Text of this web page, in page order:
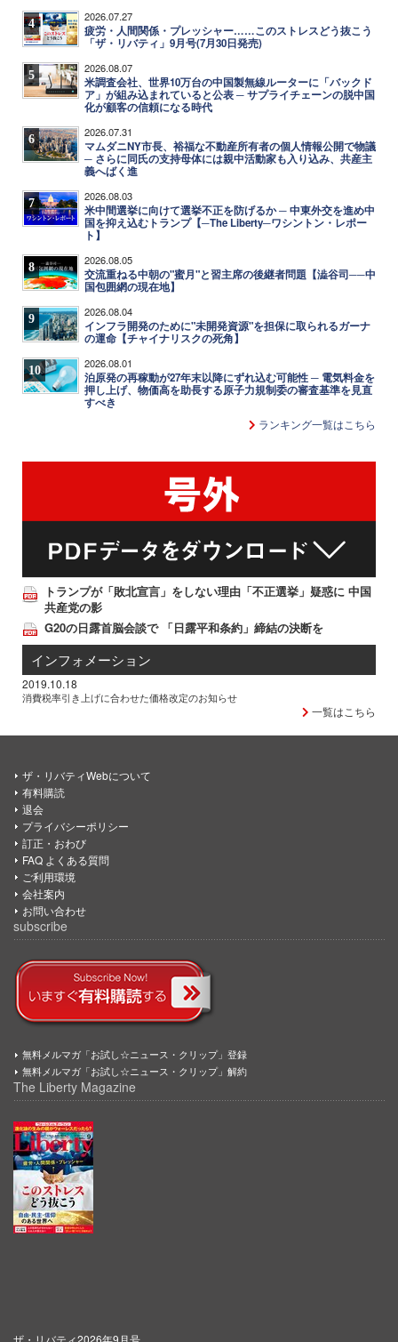
4 2026.07.27
疲労・人間関係・プレッシャー……このストレスどう抜こう
「ザ・リバティ」9月号(7月30日発売)
5 2026.08.07
米調査会社、世界10万台の中国製無線ルーターに「バックド
ア」が組み込まれていると公表 ─ サプライチェーンの脱中国
化が顧客の信頼になる時代
6 2026.07.31
マムダニNY市長、裕福な不動産所有者の個人情報公開で物議
─ さらに同氏の支持母体には親中活動家も入り込み、共産主
義へばく進
7 2026.08.03
米中間選挙に向けて選挙不正を防げるか ─ 中東外交を進め中
国を抑え込むトランプ【─The Liberty─ワシントン・レポー
ト】
8 2026.08.05
交流重ねる中朝の"蜜月"と習主席の後継者問題【澁谷司──中
国包囲網の現在地】
9 2026.08.04
インフラ開発のために"未開発資源"を担保に取られるガーナ
の運命【チャイナリスクの死角】
10 2026.08.01
泊原発の再稼動が27年末以降にずれ込む可能性 ─ 電気料金を
押し上げ、物価高を助長する原子力規制委の審査基準を見直
すべき
ランキング一覧はこちら
トランプが「敗北宣言」をしない理由「不正選挙」疑惑に 中国
共産党の影
G20の日露首脳会談で 「日露平和条約」締結の決断を
インフォメーション
2019.10.18
消費税率引き上げに合わせた価格改定のお知らせ
一覧はこちら
ザ・リバティWebについて
有料購読
退会
プライバシーポリシー
訂正・おわび
FAQ よくある質問
ご利用環境
会社案内
お問い合わせ
subscribe
無料メルマガ「お試し☆ニュース・クリップ」登録
無料メルマガ「お試し☆ニュース・クリップ」解約
The Liberty Magazine
ザ・リバティ2026年9月号